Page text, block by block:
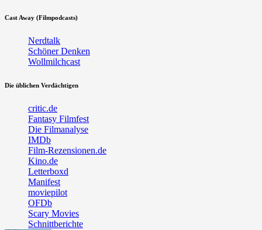
Cast Away (Filmpodcasts)
Nerdtalk
Schöner Denken
Wollmilchcast
Die üblichen Verdächtigen
critic.de
Fantasy Filmfest
Die Filmanalyse
IMDb
Film-Rezensionen.de
Kino.de
Letterboxd
Manifest
moviepilot
OFDb
Scary Movies
Schnittberichte